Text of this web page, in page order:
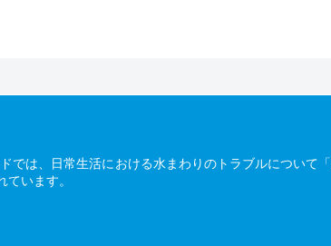
では、日常生活における水まわりのトラブルについて
います。